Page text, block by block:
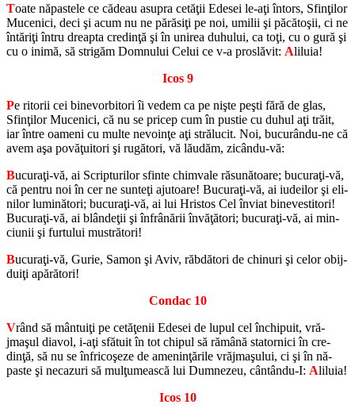
Toate nă­pas­tele ce că­deau asu­pra cetăţii Ede­sei le-aţi în­tors, Sfinţilor
Mu­ce­nici, deci şi acum nu ne pă­răsiţi pe noi, umi­lii şi pă­cătoşii, ci ne
în­tăriţi întru dreapta cre­dinţă şi în uni­rea du­hu­lui, ca toţi, cu o gură şi
cu o inimă, să stri­găm Dom­nu­lui Celui ce v-a pro­slă­vit: Ali­luia!
Icos 9
Pe ri­to­rii cei bi­ne­vor­bi­tori îi vedem ca pe nişte peşti fără de glas,
Sfinţilor Mu­ce­nici, că nu se pri­cep cum în pus­tie cu duhul aţi trăit,
iar între oa­meni cu multe ne­voinţe aţi stră­lu­cit. Noi, bucurându-ne că
avem aşa povăţui­tori şi ru­gă­tori, vă lă­u­dăm, zicându-vă:
Bucuraţi-vă, ai Scrip­tu­ri­lor sfinte chim­vale ră­su­nă­toare; bu­curaţi-vă,
că pen­tru noi în cer ne sunteţi aju­toare! Bu­curaţi-vă, ai iu­de­i­lor şi eli­
ni­lor lu­mi­nă­tori; bu­curaţi-vă, ai lui Hris­tos Cel în­viat bi­ne­ves­ti­tori!
Bu­curaţi-vă, ai blândeţii şi înfrânării învăţători; bu­curaţi-vă, ai min­
ciu­nii şi fur­tu­lui mus­tră­tori!
Bucuraţi-vă, Gurie, Samon şi Aviv, răb­dă­tori de chi­nuri şi celor obij­
duiţi apă­ră­tori!
Con­dac 10
Vrând să mântuiţi pe cetăţenii Ede­sei de lupul cel în­chi­puit, vră­
jmaşul di­a­vol, i-aţi sfă­tuit în tot chi­pul să rămână sta­tor­nici în cre­
dinţă, să nu se în­fricoşeze de ame­ninţările vră­jmaşului, ci şi în nă­
paste şi ne­ca­zuri să mulţumească lui Dum­ne­zeu, cântându-I: Ali­luia!
Icos 10